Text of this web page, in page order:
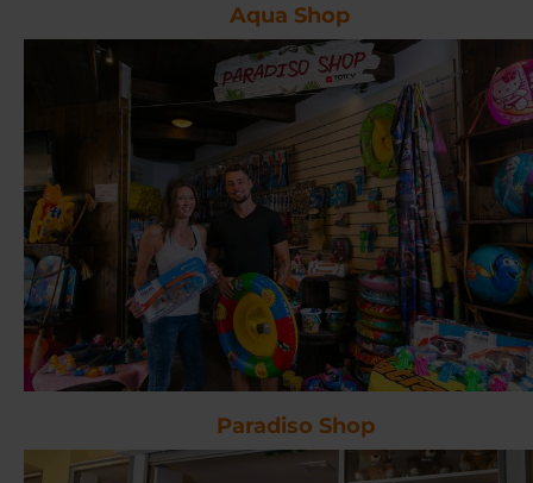
Aqua Shop
Paradiso Shop